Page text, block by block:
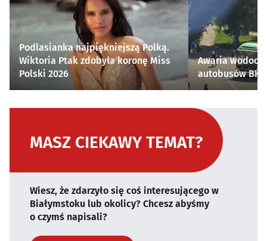
Podlasianka najpiękniejszą Polką.
Wiktoria Ptak zdobyła koronę Miss
Polski 2026
Awaria
autobusów
MASZ CIEKAWY TEMAT?
Wiesz, że zdarzyło się coś interesującego w
Białymstoku lub okolicy? Chcesz abyśmy
o czymś napisali?